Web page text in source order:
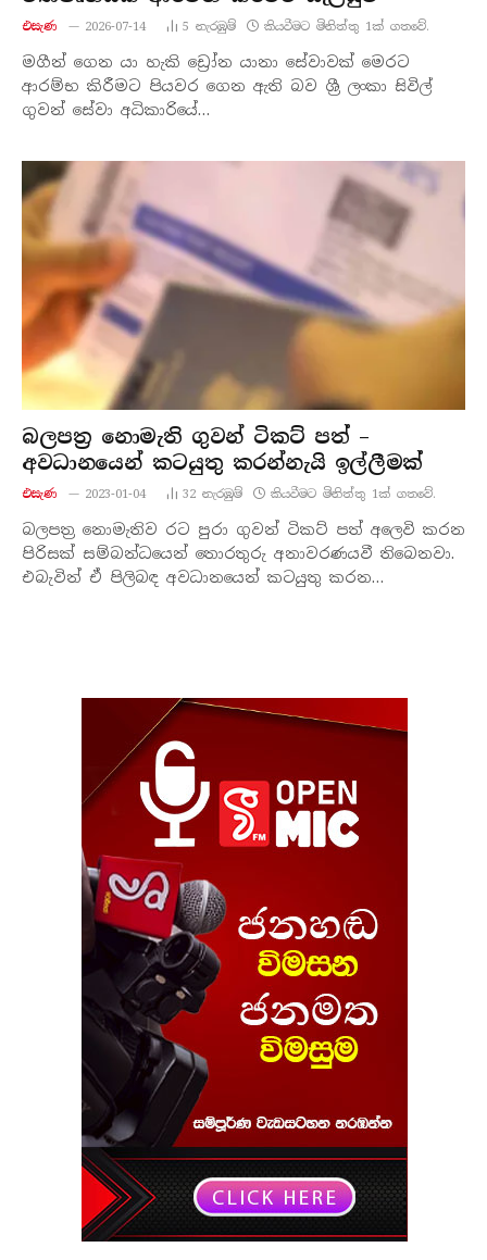
එසැණ 2026-07-14 5 නැරඹු​ම් කියවීමට මිනිත්තු 1ක් ගතවේ.
මගීන් ගෙන යා හැකි ඩ්‍රෝන යානා සේවාවක් මෙරට
ආරම්භ කිරීමට පියවර ගෙන ඇති බව ශ්‍රී ලංකා සිවිල්
ගුවන් සේවා අධිකාරියේ…
බලපත්‍ර නොමැති ගුවන් ටිකට් පත් –
අවධානයෙන් කටයුතු කරන්නැයි ඉල්ලීමක්
එසැණ 2023-01-04 32 නැරඹු​ම් කියවීමට මිනිත්තු 1ක් ගතවේ.
බලපත්‍ර නොමැතිව රට පුරා ගුවන් ටිකට් පත් අලෙවි කරන
පිරිසක් සම්බන්ධයෙන් තොරතුරු අනාවරණයවී තිබෙනවා.
එබැවින් ඒ පිලිබඳ අවධානයෙන් කටයුතු කරන…